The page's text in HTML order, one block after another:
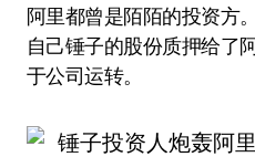
阿里都曾是陌陌的投资方
自己锤子的股份质押给了
于公司运转。